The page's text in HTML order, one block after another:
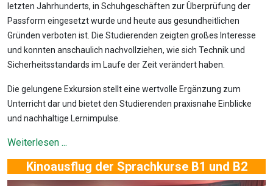
letzten Jahrhunderts, in Schuhgeschäften zur Überprüfung der
Passform eingesetzt wurde und heute aus gesundheitlichen
Gründen verboten ist. Die Studierenden zeigten großes Interesse
und konnten anschaulich nachvollziehen, wie sich Technik und
Sicherheitsstandards im Laufe der Zeit verändert haben.
Die gelungene Exkursion stellt eine wertvolle Ergänzung zum
Unterricht dar und bietet den Studierenden praxisnahe Einblicke
und nachhaltige Lernimpulse.
Weiterlesen ...
Kinoausflug der Sprachkurse B1 und B2